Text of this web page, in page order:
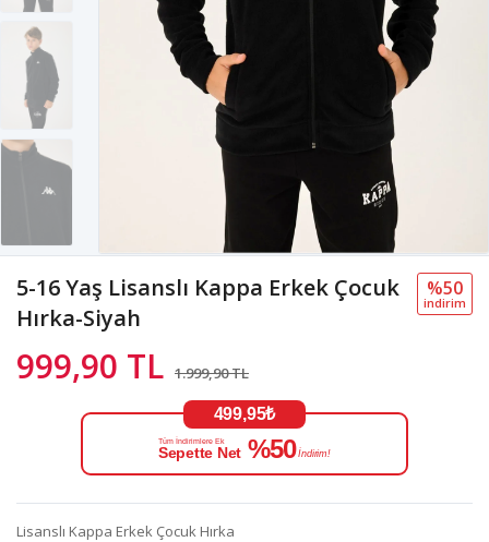
5-16 Yaş Lisanslı Kappa Erkek Çocuk
Hırka-Siyah
999,90 TL 1.999,90 TL
%50
i̇ndi̇ri̇m
499,95₺
Tüm İndirimlere Ek
Sepette Net %50 İndirim!
Lisanslı Kappa Erkek Çocuk Hırka